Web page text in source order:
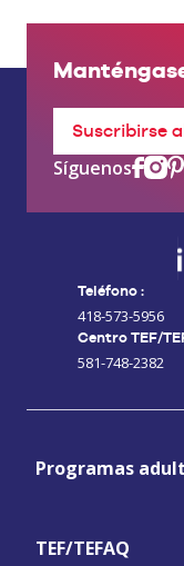
Teléfono :
418-573-5956
Centro TEF/
581-748-2382
Suscribirse
Síguenos
Programas
TEF/TEFAQ